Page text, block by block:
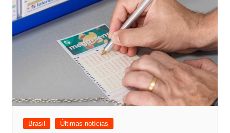
Brasil Últimas notícias